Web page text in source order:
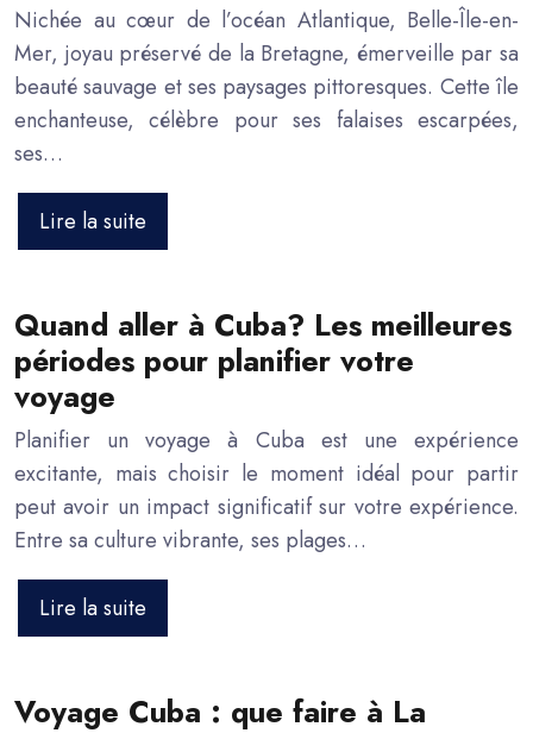
Nichée au cœur de l’océan Atlantique, Belle-Île-en-
Mer, joyau préservé de la Bretagne, émerveille par sa
beauté sauvage et ses paysages pittoresques. Cette île
enchanteuse, célèbre pour ses falaises escarpées,
ses…
Lire la suite
Quand aller à Cuba? Les meilleures
périodes pour planifier votre
voyage
Planifier un voyage à Cuba est une expérience
excitante, mais choisir le moment idéal pour partir
peut avoir un impact significatif sur votre expérience.
Entre sa culture vibrante, ses plages…
Lire la suite
Voyage Cuba : que faire à La